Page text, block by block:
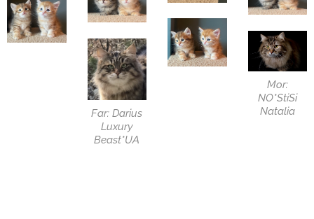
Mor:
NO*StiSi
Natalia
Far: Darius
Luxury
Beast*UA